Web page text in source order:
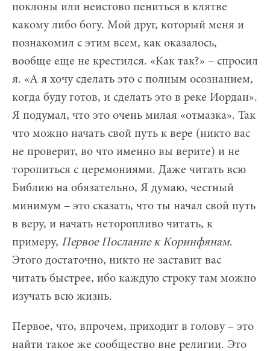
поклоны или неистово пениться в клятве
какому либо богу. Мой друг, который меня и
познакомил с этим всем, как оказалось,
вообще еще не крестился. «Как так?» – спросил
я. «А я хочу сделать это с полным осознанием,
когда буду готов, и сделать это в реке Иордан».
Я подумал, что это очень милая «отмазка». Так
что можно начать свой путь к вере (никто вас
не проверит, во что именно вы верите) и не
торопиться с церемониями. Даже читать всю
Библию на обязательно, Я думаю, честный
минимум – это сказать, что ты начал свой путь
в веру, и начать неторопливо читать, к
примеру, Первое Послание к Коринфянам.
Этого достаточно, никто не заставит вас
читать быстрее, ибо каждую строку там можно
изучать всю жизнь.
Первое, что, впрочем, приходит в голову – это
найти такое же сообщество вне религии. Это